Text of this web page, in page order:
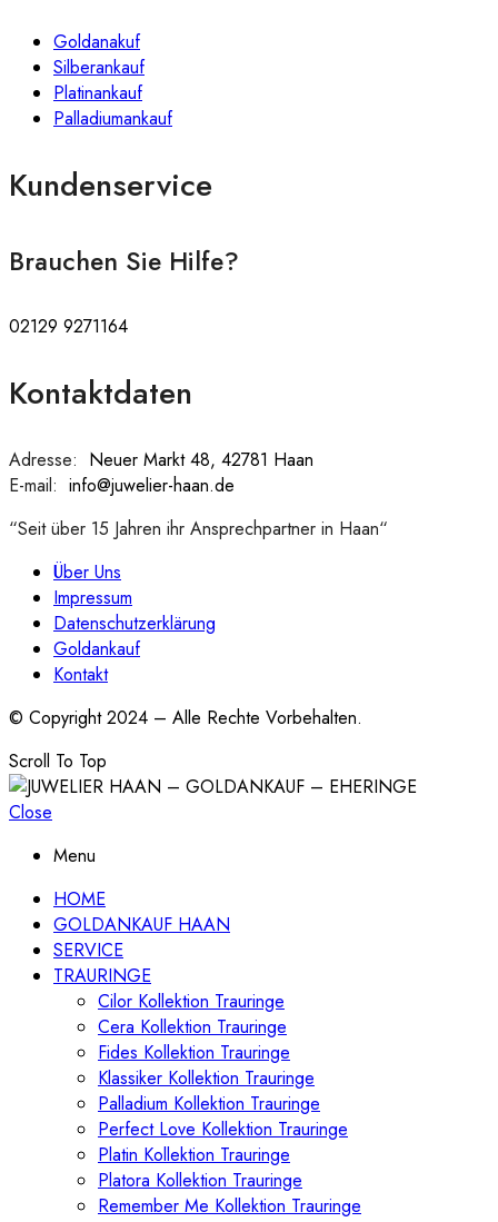
Goldanakuf
Silberankauf
Platinankauf
Palladiumankauf
Kundenservice
Brauchen Sie Hilfe?
02129 9271164
Kontaktdaten
Adresse: Neuer Markt 48, 42781 Haan
E-mail: info@juwelier-haan.de
“Seit über 15 Jahren ihr Ansprechpartner in Haan“
Über Uns
Impressum
Datenschutzerklärung
Goldankauf
Kontakt
© Copyright 2024 – Alle Rechte Vorbehalten.
Scroll To Top
Close
Menu
HOME
GOLDANKAUF HAAN
SERVICE
TRAURINGE
Cilor Kollektion Trauringe
Cera Kollektion Trauringe
Fides Kollektion Trauringe
Klassiker Kollektion Trauringe
Palladium Kollektion Trauringe
Perfect Love Kollektion Trauringe
Platin Kollektion Trauringe
Platora Kollektion Trauringe
Remember Me Kollektion Trauringe